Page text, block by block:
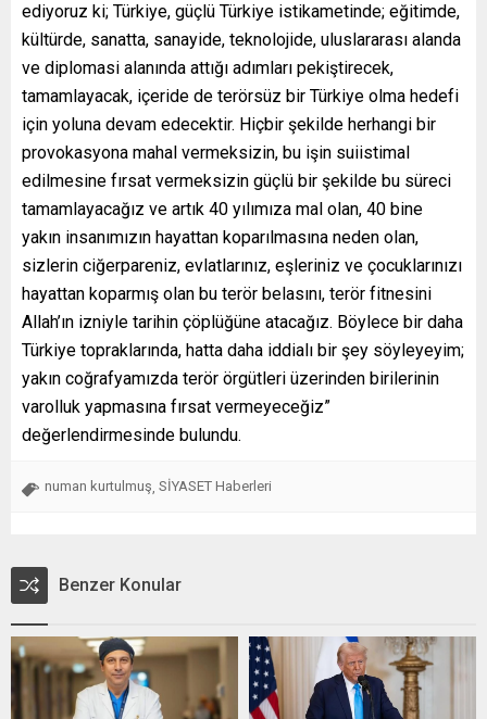
ediyoruz ki; Türkiye, güçlü Türkiye istikametinde; eğitimde,
kültürde, sanatta, sanayide, teknolojide, uluslararası alanda
ve diplomasi alanında attığı adımları pekiştirecek,
tamamlayacak, içeride de terörsüz bir Türkiye olma hedefi
için yoluna devam edecektir. Hiçbir şekilde herhangi bir
provokasyona mahal vermeksizin, bu işin suiistimal
edilmesine fırsat vermeksizin güçlü bir şekilde bu süreci
tamamlayacağız ve artık 40 yılımıza mal olan, 40 bine
yakın insanımızın hayattan koparılmasına neden olan,
sizlerin ciğerpareniz, evlatlarınız, eşleriniz ve çocuklarınızı
hayattan koparmış olan bu terör belasını, terör fitnesini
Allah’ın izniyle tarihin çöplüğüne atacağız. Böylece bir daha
Türkiye topraklarında, hatta daha iddialı bir şey söyleyeyim;
yakın coğrafyamızda terör örgütleri üzerinden birilerinin
varolluk yapmasına fırsat vermeyeceğiz”
değerlendirmesinde bulundu.
numan kurtulmuş, SİYASET Haberleri
Benzer Konular